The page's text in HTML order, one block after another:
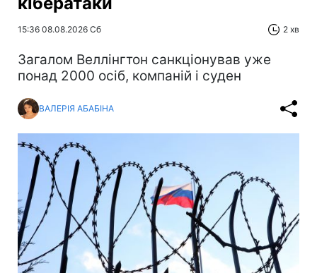
15:36 08.08.2026 Сб 2 хв
Загалом Веллінгтон санкціонував уже
понад 2000 осіб, компаній і суден
ВАЛЕРІЯ АБАБІНА